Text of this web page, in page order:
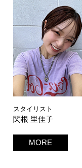
スタイリスト
関根 里佳子
MORE